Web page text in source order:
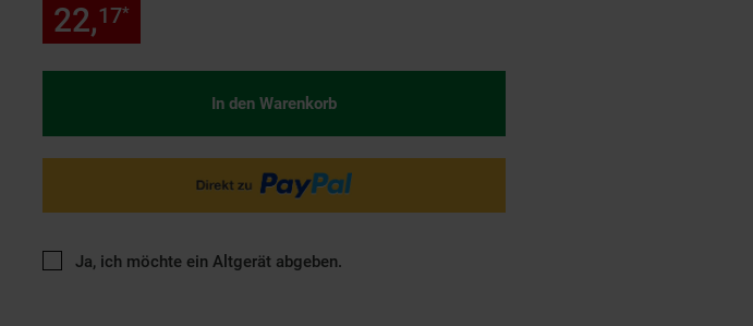
22,17*
In den Warenkorb
Ja, ich möchte ein Altgerät abgeben.